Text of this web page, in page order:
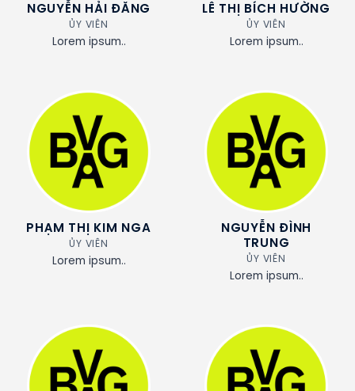
NGUYỄN HẢI ĐĂNG
ỦY VIÊN
Lorem ipsum..
LÊ THỊ BÍCH HƯỜNG
ỦY VIÊN
Lorem ipsum..
PHẠM THỊ KIM NGA
ỦY VIÊN
Lorem ipsum..
NGUYỄN ĐÌNH
TRUNG
ỦY VIÊN
Lorem ipsum..